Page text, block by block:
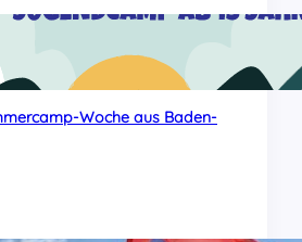
Woche aus Baden-